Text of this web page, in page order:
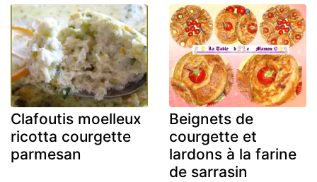
Clafoutis moelleux
ricotta courgette
parmesan
Beignets de
courgette et
lardons à la farine
de sarrasin